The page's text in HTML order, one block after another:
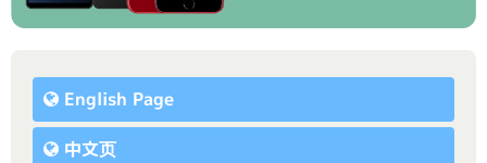
English Page
中文页